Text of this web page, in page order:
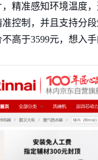
精准感知环境温度
控制，并且支持分
高于3599元，想入手